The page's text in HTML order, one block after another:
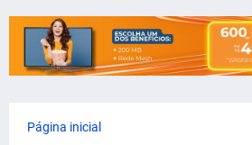
Página inicial